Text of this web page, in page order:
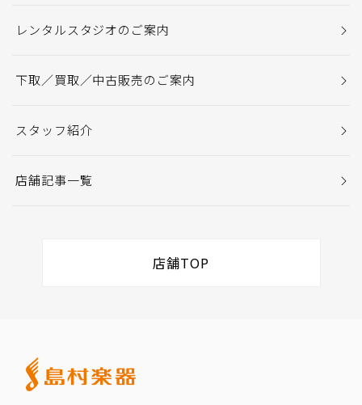
レンタルスタジオのご案内
下取／買取／中古販売のご案内
スタッフ紹介
店舗記事一覧
店舗TOP